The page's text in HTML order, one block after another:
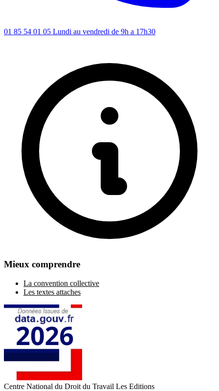
01 85 54 01 05 Lundi au vendredi de 9h a 17h30
Mieux comprendre
La convention collective
Les textes attaches
Centre National du Droit du Travail Les Editions